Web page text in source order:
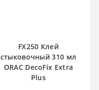
FX250 Клей
стыковочный 310 мл
ORAC DecoFix Extra
Plus